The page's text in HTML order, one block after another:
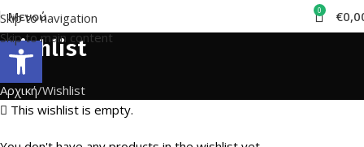
Skip to navigation
Skip to main content
Μενού 0 €
Wishlist
Αρχική Wishlist
This wishlist is empty.
Ανοίξτε τη γραμμή εργαλείων